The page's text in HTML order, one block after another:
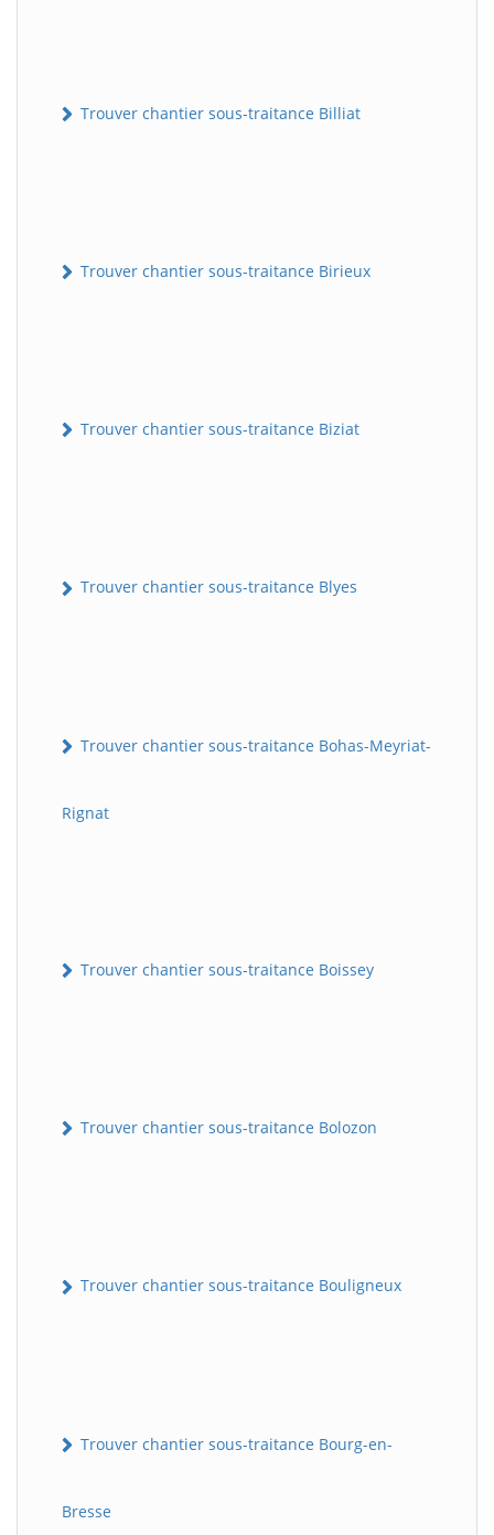
Trouver chantier sous-traitance Billiat
Trouver chantier sous-traitance Birieux
Trouver chantier sous-traitance Biziat
Trouver chantier sous-traitance Blyes
Trouver chantier sous-traitance Bohas-Meyriat-
Rignat
Trouver chantier sous-traitance Boissey
Trouver chantier sous-traitance Bolozon
Trouver chantier sous-traitance Bouligneux
Trouver chantier sous-traitance Bourg-en-
Bresse